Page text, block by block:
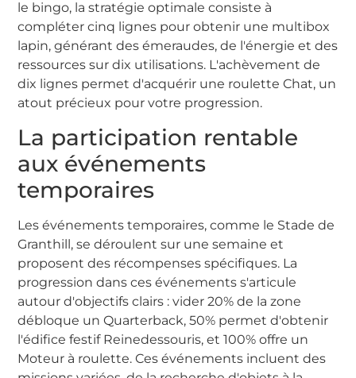
le bingo, la stratégie optimale consiste à
compléter cinq lignes pour obtenir une multibox
lapin, générant des émeraudes, de l'énergie et des
ressources sur dix utilisations. L'achèvement de
dix lignes permet d'acquérir une roulette Chat, un
atout précieux pour votre progression.
La participation rentable
aux événements
temporaires
Les événements temporaires, comme le Stade de
Granthill, se déroulent sur une semaine et
proposent des récompenses spécifiques. La
progression dans ces événements s'articule
autour d'objectifs clairs : vider 20% de la zone
débloque un Quarterback, 50% permet d'obtenir
l'édifice festif Reinedessouris, et 100% offre un
Moteur à roulette. Ces événements incluent des